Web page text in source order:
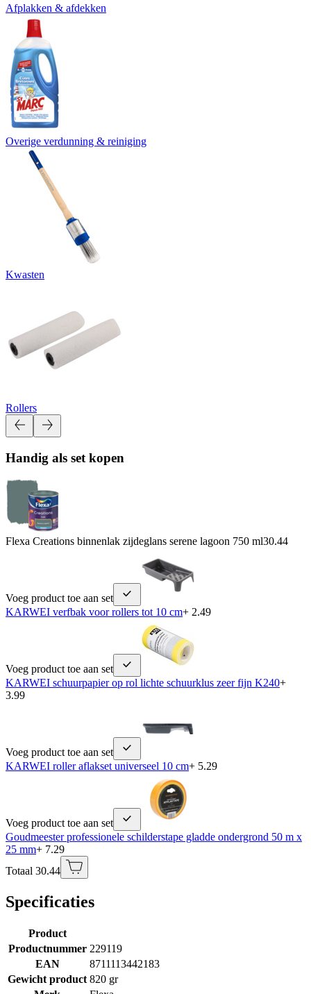
Afplakken & afdekken
Overige verdunning & reiniging
Kwasten
Rollers
Handig als set kopen
Flexa Creations binnenlak zijdeglans serene lagoon 750 ml30.44
Voeg product toe aan set
KARWEI verfbak voor rollers tot 10 cm+ 2.49
Voeg product toe aan set
KARWEI schuurpapier op rol lichte schuurklus zeer fijn K240+
3.99
Voeg product toe aan set
KARWEI roller aflakset universeel 10 cm+ 5.29
Voeg product toe aan set
Goudmeester professionele schilderstape gladde ondergrond 50 m x
25 mm+ 7.29
Totaal 30.44
Specificaties
Product
Productnummer 229119
EAN
8711113442183
Gewicht product 820 gr